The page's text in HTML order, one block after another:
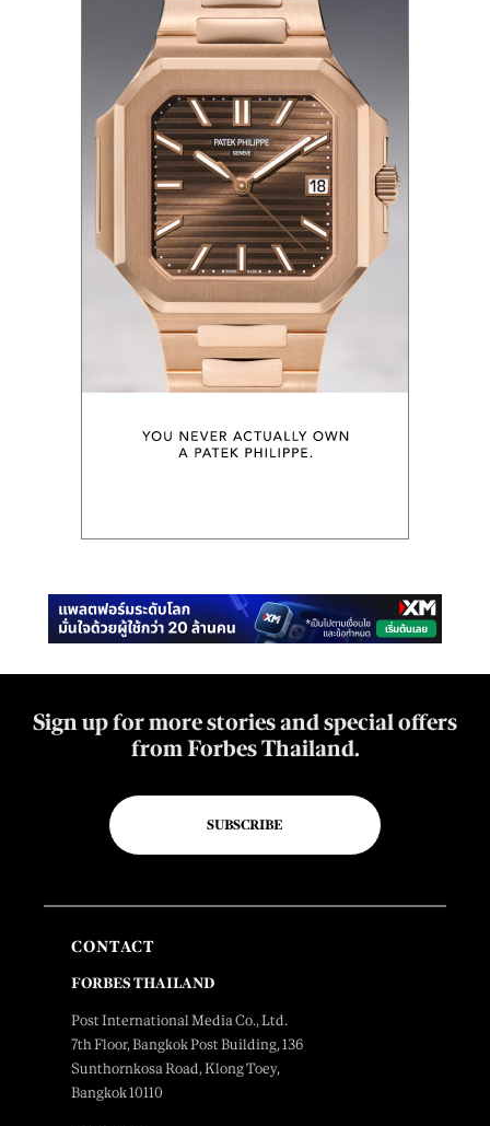
Sign up for more stories and special offers
from Forbes Thailand.
SUBSCRIBE
CONTACT
FORBES THAILAND
Post International Media Co., Ltd.
7th Floor, Bangkok Post Building, 136
Sunthornkosa Road, Klong Toey,
Bangkok 10110